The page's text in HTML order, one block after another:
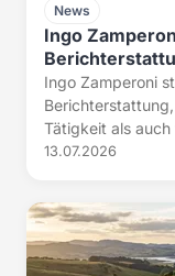
News
Ingo
Ingo Zamperoni
Tätigkeit als auch
13.07.2026